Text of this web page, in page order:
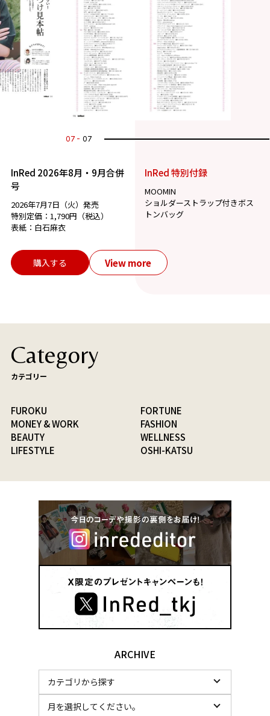
07 07
InRed 2026年8月・9月合併
号
2026年7月7日（火）発売
特別定価：1,790円（税込）
表紙：白石麻衣
InRed 特別付録
MOOMIN
ショルダーストラップ付きボス
トンバッグ
購入する View more
Category
カテゴリー
FUROKU
FORTUNE
MONEY & WORK
FASHION
BEAUTY
WELLNESS
LIFESTYLE
OSHI-KATSU
ARCHIVE